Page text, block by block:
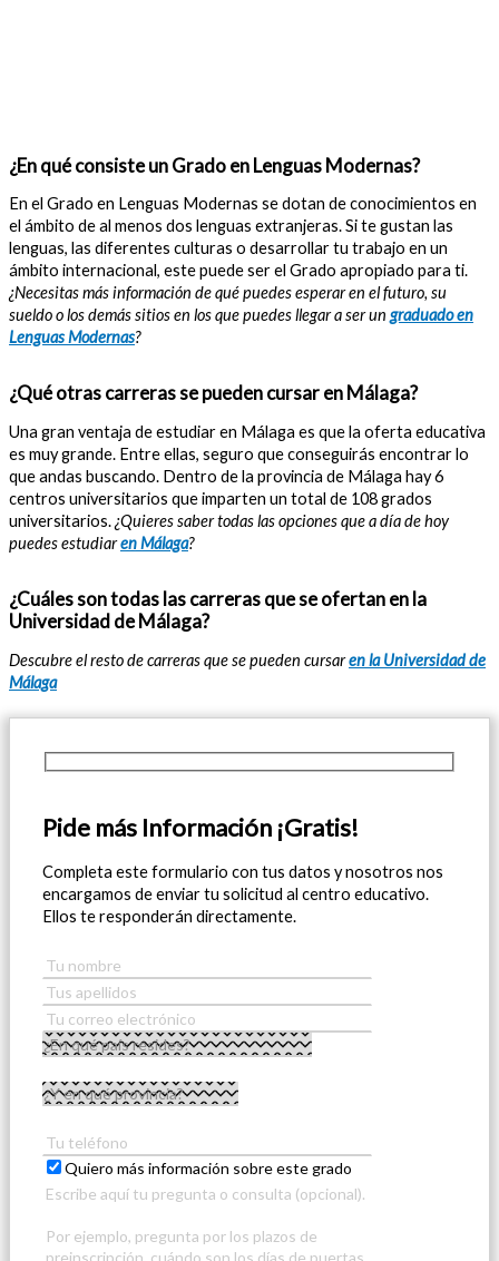
¿En qué consiste un Grado en Lenguas Modernas?
En el Grado en Lenguas Modernas se dotan de conocimientos en
el ámbito de al menos dos lenguas extranjeras. Si te gustan las
lenguas, las diferentes culturas o desarrollar tu trabajo en un
ámbito internacional, este puede ser el Grado apropiado para ti.
¿Necesitas más información de qué puedes esperar en el futuro, su
sueldo o los demás sitios en los que puedes llegar a ser un graduado en
Lenguas Modernas?
¿Qué otras carreras se pueden cursar en Málaga?
Una gran ventaja de estudiar en Málaga es que la oferta educativa
es muy grande. Entre ellas, seguro que conseguirás encontrar lo
que andas buscando. Dentro de la provincia de Málaga hay 6
centros universitarios que imparten un total de 108 grados
universitarios.¿Quieres saber todas las opciones que a día de hoy
puedes estudiaren Málaga?
¿Cuáles son todas las carreras que se ofertan en la
Universidad de Málaga?
Descubre el resto de carreras que se pueden cursaren la Universidad de
Málaga
Pide más Información ¡Gratis!
Completa este formulario con tus datos y nosotros nos
encargamos de enviar tu solicitud al centro educativo.
Ellos te responderán directamente.
Quiero más información sobre este grado